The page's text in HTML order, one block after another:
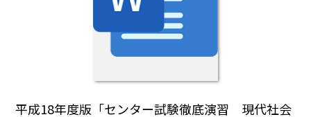
平成18年度版「センター試験徹底演習 現代社会